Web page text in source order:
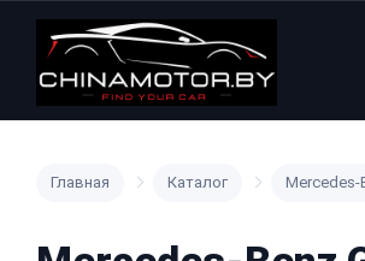
Главная Каталог Mercedes-